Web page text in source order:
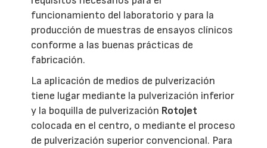
funcionamiento del laboratorio y para la
producción de muestras de ensayos clínicos
conforme a las buenas prácticas de
fabricación.
La aplicación de medios de pulverización
tiene lugar mediante la pulverización inferior
y la boquilla de pulverización Rotojet
colocada en el centro, o mediante el proceso
de pulverización superior convencional. Para